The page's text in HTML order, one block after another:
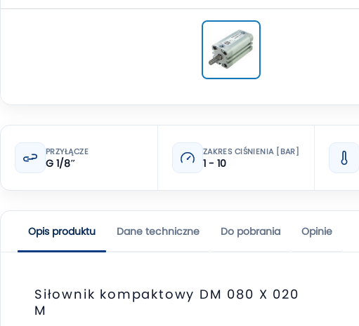
PRZYŁĄCZE
G 1/8″
ZAKRES CIŚNIENIA [BAR]
1 - 10
Opis produktu Dane techniczne Do pobrania Opinie
Siłownik kompaktowy DM 080 X 020
M